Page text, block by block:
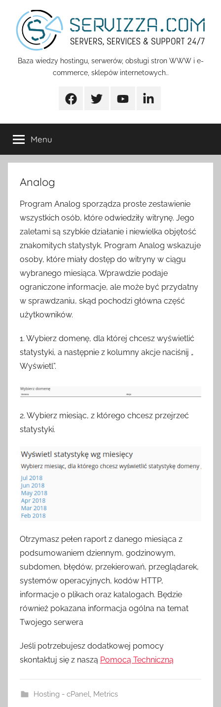
treści
Servizza
Pomoc
Baza wiedzy hostingu, serwerów, obsługi stron WWW i e-
commerce, sklepów internetowych..
FacebookTwitter YoutubeLinkedin
Menu
Analog
Program Analog sporządza proste zestawienie
wszystkich osób, które odwiedziły witrynę. Jego
zaletami są szybkie działanie i niewielka objętość
znakomitych statystyk. Program Analog wskazuje
osoby, które miały dostęp do witryny w ciągu
wybranego miesiąca. Wprawdzie podaje
ograniczone informacje, ale może być przydatny
w sprawdzaniu, skąd pochodzi główna część
użytkowników.
1. Wybierz domenę, dla której chcesz wyświetlić
statystyki, a następnie z kolumny akcje naciśnij „
Wyświetl”.
2. Wybierz miesiąc, z którego chcesz przejrzeć
statystyki.
Otrzymasz pełen raport z danego miesiąca z
podsumowaniem dziennym, godzinowym,
subdomen, błędów, przekierowań, przeglądarek,
systemów operacyjnych, kodów HTTP,
informacje o plikach oraz katalogach. Będzie
również pokazana informacja ogólna na temat
Twojego serwera
Jeśli potrzebujesz dodatkowej pomocy
skontaktuj się z naszą Pomocą Techniczną
Hosting - cPanel, Metrics